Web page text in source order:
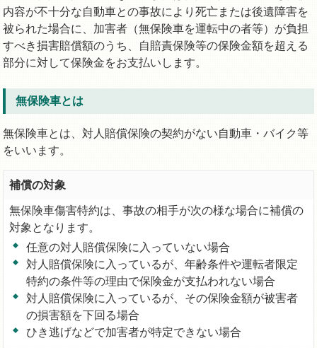
内容が不十分な自動車との事故により死亡または後遺障害を
被られた場合に、加害者（無保険車を運転中の者等）が負担
すべき損害賠償額のうち、自賠責保険等の保険金額を超える
部分に対して保険金をお支払いします。
無保険車とは
無保険車とは、対人賠償保険の契約がない自動車・バイク等
をいいます。
補償の対象
無保険車傷害特約は、事故の相手が次の様な場合に補償の
対象となります。
任意の対人賠償保険に入っていない場合
対人賠償保険に入っているが、年齢条件や運転者限定
特約の条件等の理由で保険金が支払われない場合
対人賠償保険に入っているが、その保険金額が被害者
の損害額を下回る場合
ひき逃げなどで加害者が特定できない場合